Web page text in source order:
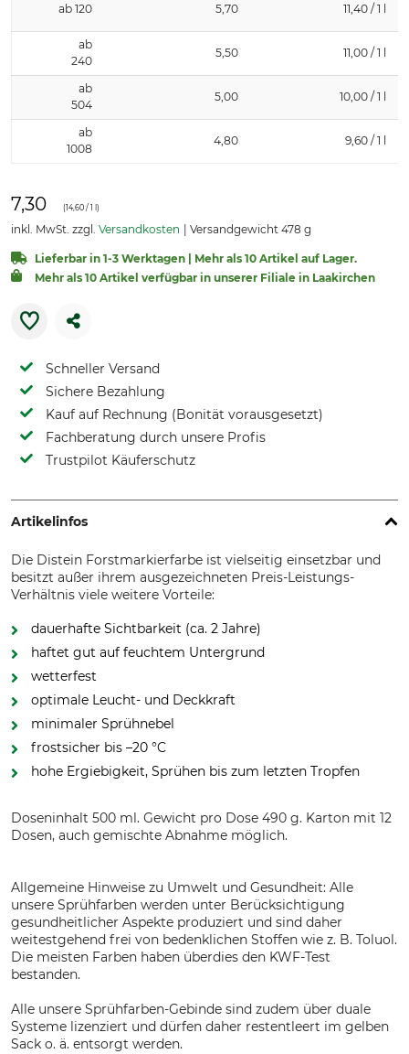
ab 120 5,70 11,40 / 1 l
ab
240
5,50 11,00 / 1 l
ab
504
5,00 10,00 / 1 l
ab
1008
4,80 9,60 / 1 l
7,30 (14,60 / 1 l)
inkl. MwSt. zzgl. Versandkosten Versandgewicht 478 g
Lieferbar in 1-3 Werktagen | Mehr als 10 Artikel auf Lager.
Mehr als 10 Artikel verfügbar in unserer Filiale in Laakirchen
Schneller Versand
Sichere Bezahlung
Kauf auf Rechnung (Bonität vorausgesetzt)
Fachberatung durch unsere Profis
Trustpilot Käuferschutz
Artikelinfos
Die Distein Forstmarkierfarbe ist vielseitig einsetzbar und
besitzt außer ihrem ausgezeichneten Preis-Leistungs-
Verhältnis viele weitere Vorteile:
dauerhafte Sichtbarkeit (ca. 2 Jahre)
haftet gut auf feuchtem Untergrund
wetterfest
optimale Leucht- und Deckkraft
minimaler Sprühnebel
frostsicher bis –20 °C
hohe Ergiebigkeit, Sprühen bis zum letzten Tropfen
Doseninhalt 500 ml. Gewicht pro Dose 490 g. Karton mit 12
Dosen, auch gemischte Abnahme möglich.
Allgemeine Hinweise zu Umwelt und Gesundheit: Alle
unsere Sprühfarben werden unter Berücksichtigung
gesundheitlicher Aspekte produziert und sind daher
weitestgehend frei von bedenklichen Stoffen wie z. B. Toluol.
Die meisten Farben haben überdies den KWF-Test
bestanden.
Alle unsere Sprühfarben-Gebinde sind zudem über duale
Systeme lizenziert und dürfen daher restentleert im gelben
Sack o. ä. entsorgt werden.